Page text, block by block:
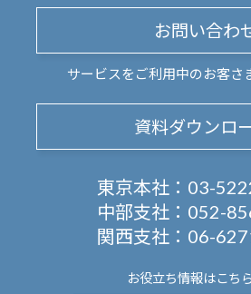
お問い合わ
サービスをご利用中のお客さ
資料ダウンロ
東京本社： 03-
中部支社： 052-
関西支社： 06-
お役立ち情報はこち